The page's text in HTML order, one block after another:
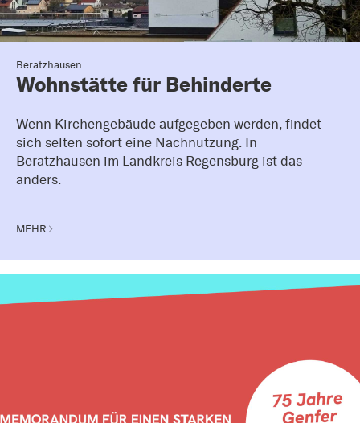
Beratzhausen
Wohnstätte für Behinderte
Wenn Kirchengebäude aufgegeben werden, findet
sich selten sofort eine Nachnutzung. In
Beratzhausen im Landkreis Regensburg ist das
anders.
MEHR